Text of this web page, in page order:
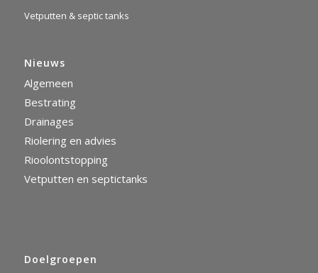
Vetputten & septic tanks
Nieuws
Algemeen
Bestrating
Drainages
Riolering en advies
Rioolontstopping
Vetputten en septictanks
Doelgroepen